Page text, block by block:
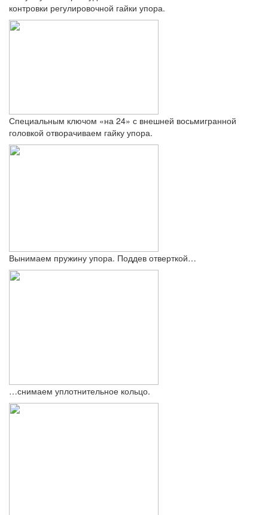
контровки регулировочной гайки упора.
Специальным ключом «на 24» с внешней восьмигранной
головкой отворачиваем гайку упора.
Вынимаем пружину упора. Поддев отверткой…
…снимаем уплотнительное кольцо.